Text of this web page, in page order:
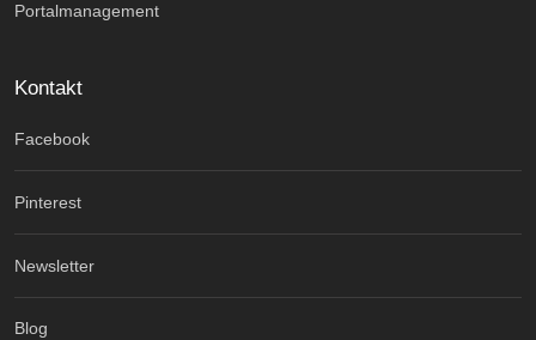
Portalmanagement
Kontakt
Facebook
Pinterest
Newsletter
Blog